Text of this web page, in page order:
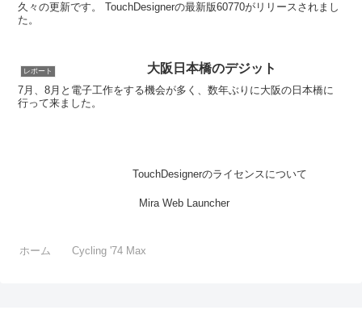
久々の更新です。 TouchDesignerの最新版60770がリリースされまし
た。
レポート 大阪日本橋のデジット
7月、8月と電子工作をする機会が多く、数年ぶりに大阪の日本橋に
行って来ました。
TouchDesignerのライセンスについて
Mira Web Launcher
ホーム Cycling '74 Max